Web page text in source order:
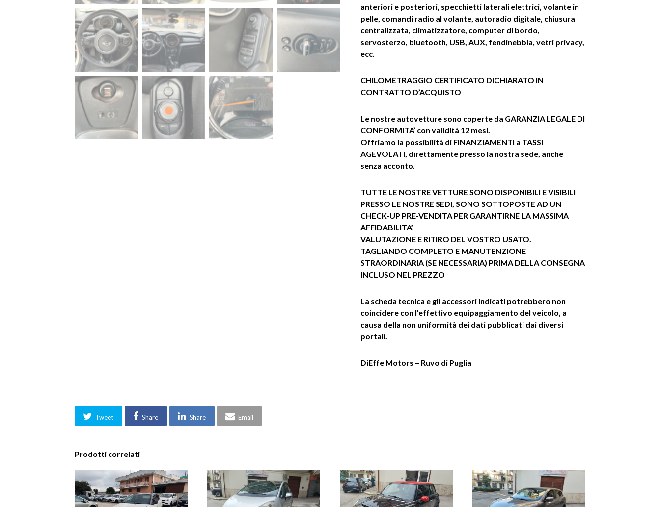
anteriori e posteriori, specchietti laterali elettrici, volante in
pelle, comandi radio al volante, autoradio digitale, chiusura
centralizzata, climatizzatore, computer di bordo,
servosterzo, bluetooth, USB, AUX, fendinebbia, vetri privacy,
ecc.
CHILOMETRAGGIO CERTIFICATO DICHIARATO IN
CONTRATTO D’ACQUISTO
Le nostre autovetture sono coperte da GARANZIA LEGALE DI
CONFORMITA’ con validità 12 mesi.
Offriamo la possibilità di FINANZIAMENTI a TASSI
AGEVOLATI, direttamente presso la nostra sede, anche
senza acconto.
TUTTE LE NOSTRE VETTURE SONO DISPONIBILI E VISIBILI
PRESSO LE NOSTRE SEDI, SONO SOTTOPOSTE AD UN
CHECK-UP PRE-VENDITA PER GARANTIRNE LA MASSIMA
AFFIDABILITA’.
VALUTAZIONE E RITIRO DEL VOSTRO USATO.
TAGLIANDO COMPLETO E MANUTENZIONE
STRAORDINARIA (SE NECESSARIA) PRIMA DELLA CONSEGNA
INCLUSO NEL PREZZO
La scheda tecnica e gli accessori indicati potrebbero non
coincidere con l’effettivo equipaggiamento del veicolo, a
causa della non uniformità dei dati pubblicati dai diversi
portali.
DiEffe Motors – Ruvo di Puglia
Tweet Share Share Email
Prodotti correlati